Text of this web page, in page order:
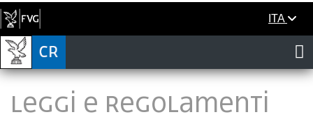
ITA
LEGGI E REGOLAMENTI